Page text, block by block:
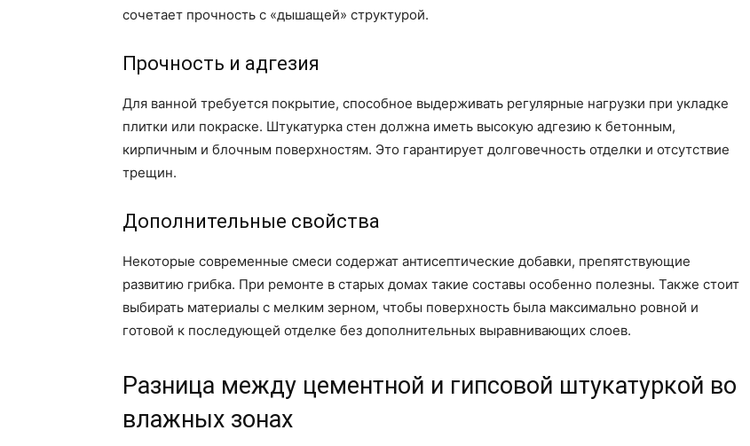
сочетает прочность с «дышащей» структурой.
Прочность и адгезия
Для ванной требуется покрытие, способное выдерживать регулярные нагрузки при укладке
плитки или покраске. Штукатурка стен должна иметь высокую адгезию к бетонным,
кирпичным и блочным поверхностям. Это гарантирует долговечность отделки и отсутствие
трещин.
Дополнительные свойства
Некоторые современные смеси содержат антисептические добавки, препятствующие
развитию грибка. При ремонте в старых домах такие составы особенно полезны. Также стоит
выбирать материалы с мелким зерном, чтобы поверхность была максимально ровной и
готовой к последующей отделке без дополнительных выравнивающих слоев.
Разница между цементной и гипсовой штукатуркой во
влажных зонах